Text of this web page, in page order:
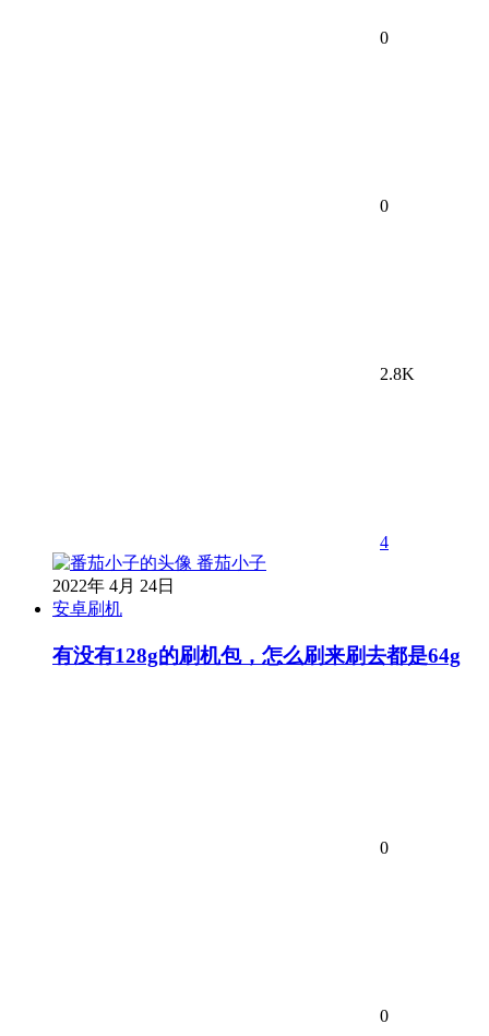
0
0
2.8K
4
番茄小子
2022年 4月 24日
安卓刷机
有没有128g的刷机包，怎么刷来刷去都是64g
0
0